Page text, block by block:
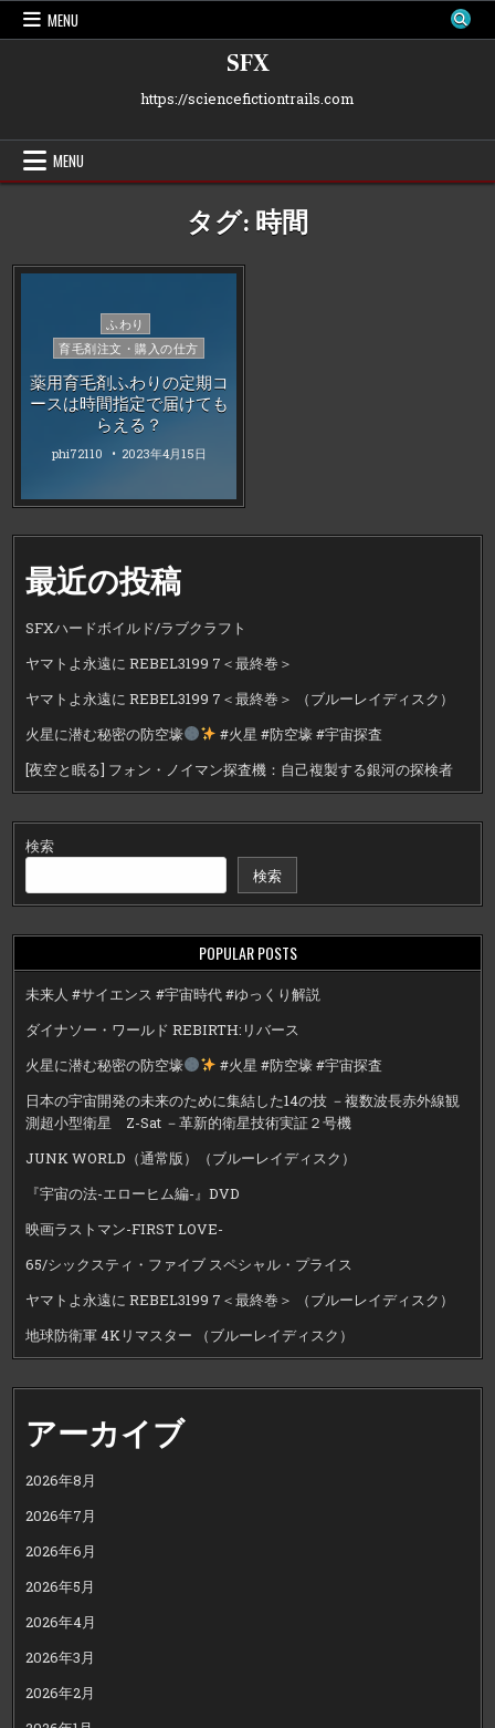
Skip
MENU
SFX
https://sciencefictiontrails.com
MENU
タグ: 時間
Posted
in
ふわり
育毛剤注文・購入の仕方
薬用育毛剤ふわりの定期コ
ースは時間指定で届けても
らえる？
phi72110 2023年4月15日
最近の投稿
SFXハードボイルド/ラブクラフト
ヤマトよ永遠に REBEL3199 7＜最終巻＞
ヤマトよ永遠に REBEL3199 7＜最終巻＞ （ブルーレイディスク）
火星に潜む秘密の防空壕
#火星 #防空壕 #宇宙探査
[夜空と眠る] フォン・ノイマン探査機：自己複製する銀河の探検者
検索
検索
POPULAR POSTS
未来人 #サイエンス #宇宙時代 #ゆっくり解説
ダイナソー・ワールド REBIRTH:リバース
火星に潜む秘密の防空壕
#火星 #防空壕 #宇宙探査
日本の宇宙開発の未来のために集結した14の技 －複数波長赤外線観
測超小型衛星 Z-Sat －革新的衛星技術実証２号機
JUNK WORLD（通常版）（ブルーレイディスク）
『宇宙の法-エローヒム編-』DVD
映画ラストマン-FIRST LOVE-
65/シックスティ・ファイブ スペシャル・プライス
ヤマトよ永遠に REBEL3199 7＜最終巻＞ （ブルーレイディスク）
地球防衛軍 4Kリマスター （ブルーレイディスク）
アーカイブ
2026年8月
2026年7月
2026年6月
2026年5月
2026年4月
2026年3月
2026年2月